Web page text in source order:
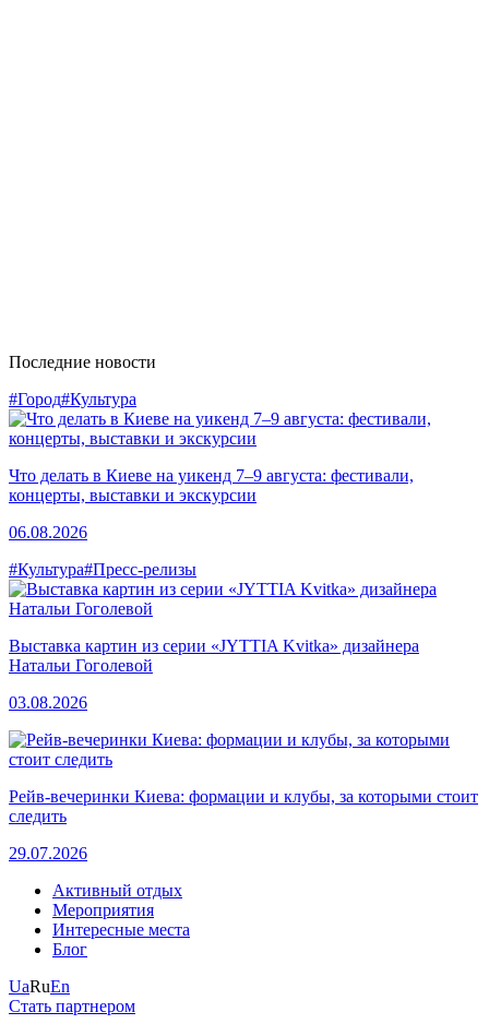
Последние новости
#Город#Культура
Что делать в Киеве на уикенд 7–9 августа: фестивали,
концерты, выставки и экскурсии
06.08.2026
#Культура#Пресс-релизы
Выставка картин из серии «JYTTIA Kvitka» дизайнера
Натальи Гоголевой
03.08.2026
Рейв-вечеринки Киева: формации и клубы, за которыми стоит
следить
29.07.2026
Активный отдых
Мероприятия
Интересные места
Блог
UaRuEn
Стать партнером